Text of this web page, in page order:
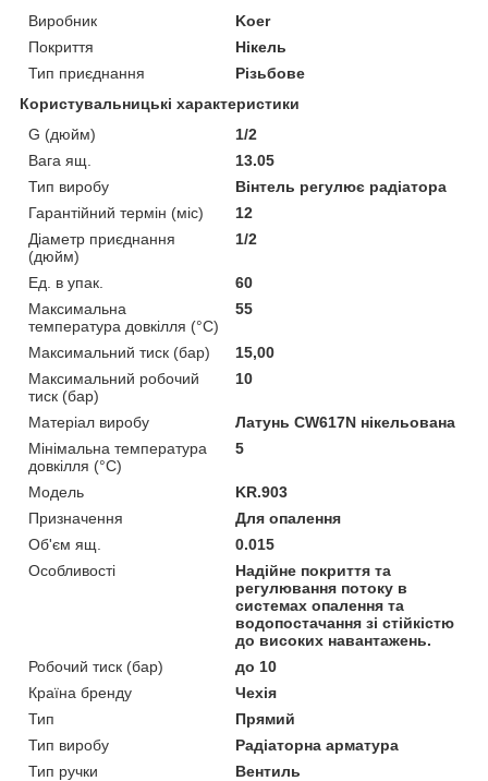
Виробник
Koer
Покриття
Нікель
Тип приєднання
Різьбове
Користувальницькі характеристики
G (дюйм)
1/2
Вага ящ.
13.05
Тип виробу
Вінтель регулює радіатора
Гарантійний термін (міс)
12
Діаметр приєднання
(дюйм)
1/2
Ед. в упак.
60
Максимальна
температура довкілля (°C)
55
Максимальний тиск (бар)
15,00
Максимальний робочий
тиск (бар)
10
Матеріал виробу
Латунь CW617N нікельована
Мінімальна температура
довкілля (°C)
5
Мoдель
KR.903
Призначення
Для опалення
Об'єм ящ.
0.015
Особливості
Надійне покриття та
регулювання потоку в
системах опалення та
водопостачання зі стійкістю
до високих навантажень.
Робочий тиск (бар)
до 10
Країна бренду
Чехія
Тип
Прямий
Тип виробу
Радіаторна арматура
Тип ручки
Вентиль